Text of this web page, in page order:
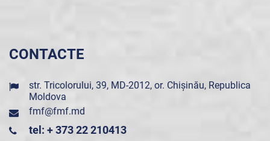
CONTACTE
str. Tricolorului, 39, MD-2012, or. Chișinău, Republica
Moldova
fmf@fmf.md
tel: + 373 22 210413